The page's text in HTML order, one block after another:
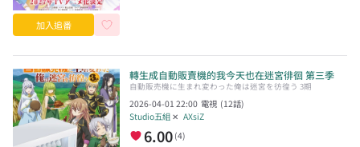
加入追番
轉生成自動販賣機的我今天也在迷宮徘徊 第三季
自動販売機に生まれ変わった俺は迷宮を彷徨う 3期
2026-04-01 22:00 電視 (12話)
Studio五組 ✕ AXsiZ
6.00 (4)